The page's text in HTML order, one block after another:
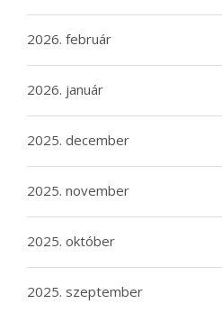
2026. február
2026. január
2025. december
2025. november
2025. október
2025. szeptember